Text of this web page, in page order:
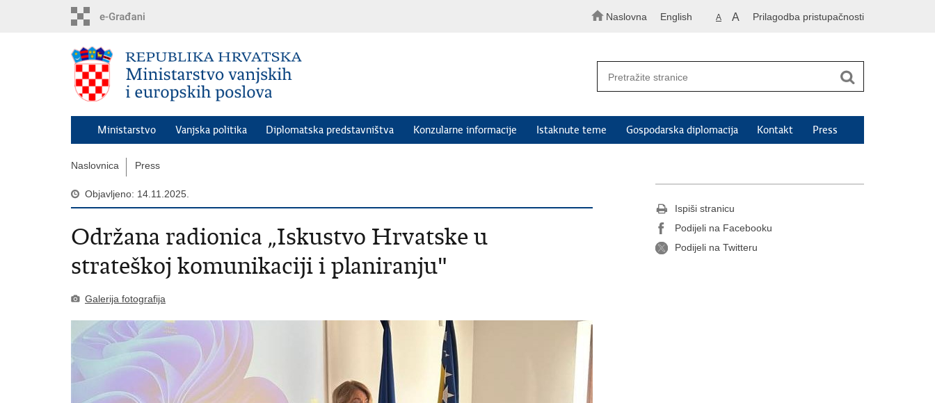
Naslovna English A A Prilagodba pristupačnosti
Ministarstvo Vanjska politika Diplomatska predstavništva Konzularne informacije Istaknute teme Gospodarska diplomacija Kontakt Press
Naslovnica Press
Objavljeno: 14.11.2025.
Održana radionica „Iskustvo Hrvatske u
strateškoj komunikaciji i planiranju"
Galerija fotografija
Ispiši stranicu
Podijeli na Facebooku
Podijeli na Twitteru